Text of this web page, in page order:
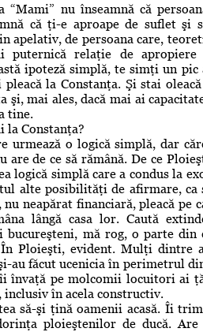
“Mami” nu înseamnă că
că ţi-e aproape de suflet şi
apelativ, de persoana care,
puternică relaţie de
ipoteză simplă, te simţi un pic
la Constanţa. Şi stai
şi, mai ales, dacă mai ai
tine.
la Constanţa?
urmează o logică simplă, dar
are de ce să rămână. De ce
logică simplă care a condus la
alte posibilităţi de afirmare, ca
neapărat financiară, pleacă pe
lângă casa lor. Caută
mă rog, o parte din
Ploieşti, evident. Mulţi dintre
au făcut ucenicia în perimetrul
învaţă pe molcomii locuitori ai
inclusiv în acela constructiv.
să-şi ţină oamenii acasă. Îi
ploieştenilor de ducă. Are